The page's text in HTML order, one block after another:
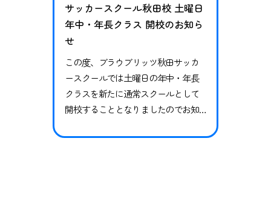
サッカースクール秋田校 土曜日
年中・年長クラス 開校のお知ら
せ
この度、ブラウブリッツ秋田サッカ
ースクールでは土曜日の年中・年長
クラスを新たに通常スクールとして
開校することとなりましたのでお知
ッカースクール秋田校 初回 ：10